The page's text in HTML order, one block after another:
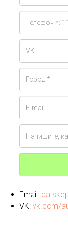
Email:
VK: vk.com/